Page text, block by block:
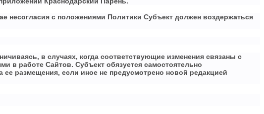
несогласия с положениями Политики Субъект должен воздержаться
в случаях, когда соответствующие изменения связаны с
в работе Сайтов. Субъект обязуется самостоятельно
размещения, если иное не предусмотрено новой редакцией